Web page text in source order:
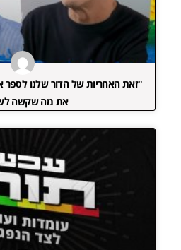
"זאת האחריות של הדור שלנו
את מה שקשה